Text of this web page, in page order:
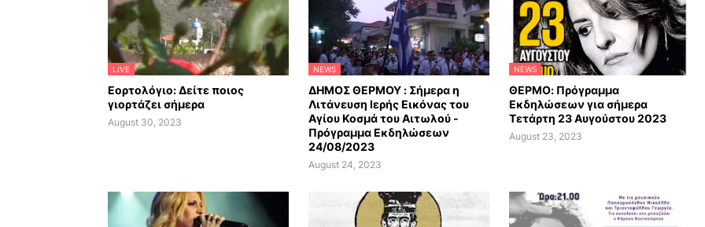
LIVE
Εορτολόγιο: Δείτε ποιος
γιορτάζει σήμερα
August 30, 2023
NEWS
ΔΗΜΟΣ ΘΕΡΜΟΥ : Σήμερα η
Λιτάνευση Ιερής Εικόνας του
Αγίου Κοσμά του Αιτωλού -
Πρόγραμμα Εκδηλώσεων
24/08/2023
August 24, 2023
NEWS
ΘΕΡΜΟ: Πρόγραμμα
Εκδηλώσεων για σήμερα
Τετάρτη 23 Αυγούστου 2023
August 23, 2023